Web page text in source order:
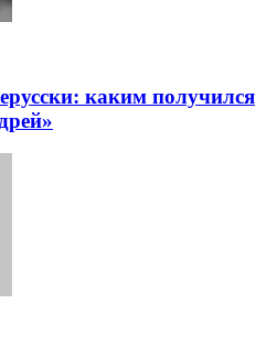
каким получился